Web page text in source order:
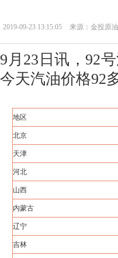
2019-09-23 13:15:05 来源：金投原
9月23日讯，92
今天汽油价格92
地区
北京
天津
河北
山西
内蒙古
辽宁
吉林